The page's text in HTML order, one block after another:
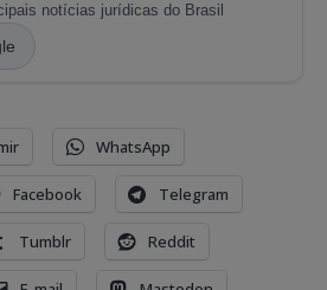
notícias jurídicas do Brasil
WhatsApp
Facebook Telegram
Tumblr Reddit